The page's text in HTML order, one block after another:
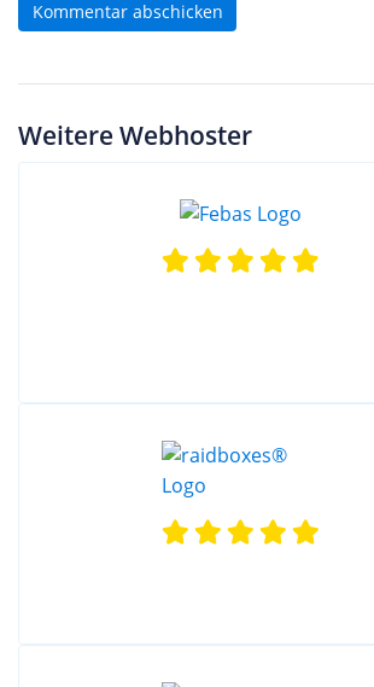
Kommentar abschicken
Weitere Webhoster